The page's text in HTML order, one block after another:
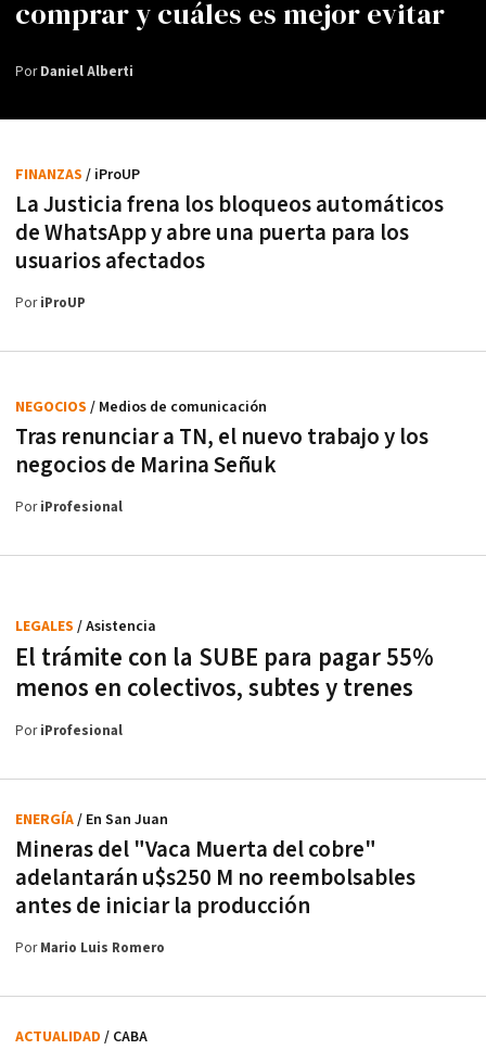
comprar y cuáles es mejor evitar
PorDaniel Alberti
La Justicia frena los bloqueos automáticos
de WhatsApp y abre una puerta para los
usuarios afectados
FINANZAS / iProUP
PoriProUP
Tras renunciar a TN, el nuevo trabajo y los
negocios de Marina Señuk
NEGOCIOS / Medios de comunicación
PoriProfesional
El trámite con la SUBE para pagar 55%
menos en colectivos, subtes y trenes
LEGALES / Asistencia
PoriProfesional
Mineras del "Vaca Muerta del cobre"
adelantarán u$s250 M no reembolsables
antes de iniciar la producción
ENERGÍA/ En San Juan
PorMario Luis Romero
ACTUALIDAD / CABA